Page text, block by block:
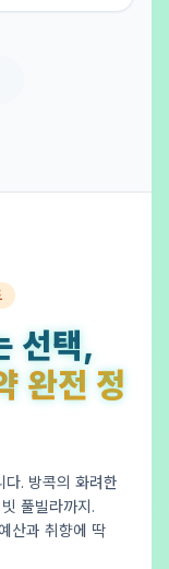
선택,
완전 정
다. 방콕의 화려한
풀빌라까지.
산과 취향에 딱